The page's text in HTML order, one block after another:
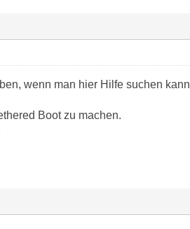
wenn man hier Hilfe suchen kann
Boot zu machen.